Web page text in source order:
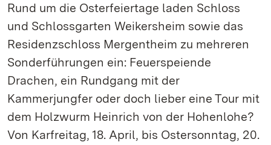
Rund um die Osterfeiertage laden Schloss
und Schlossgarten Weikersheim sowie das
Residenzschloss Mergentheim zu mehreren
Sonderführungen ein: Feuerspeiende
Drachen, ein Rundgang mit der
Kammerjungfer oder doch lieber eine Tour mit
dem Holzwurm Heinrich von der Hohenlohe?
Von Karfreitag, 18. April, bis Ostersonntag, 20.